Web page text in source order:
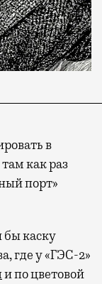
в
как раз
порт»
бы каску
где у «ГЭС-2»
и по цветовой